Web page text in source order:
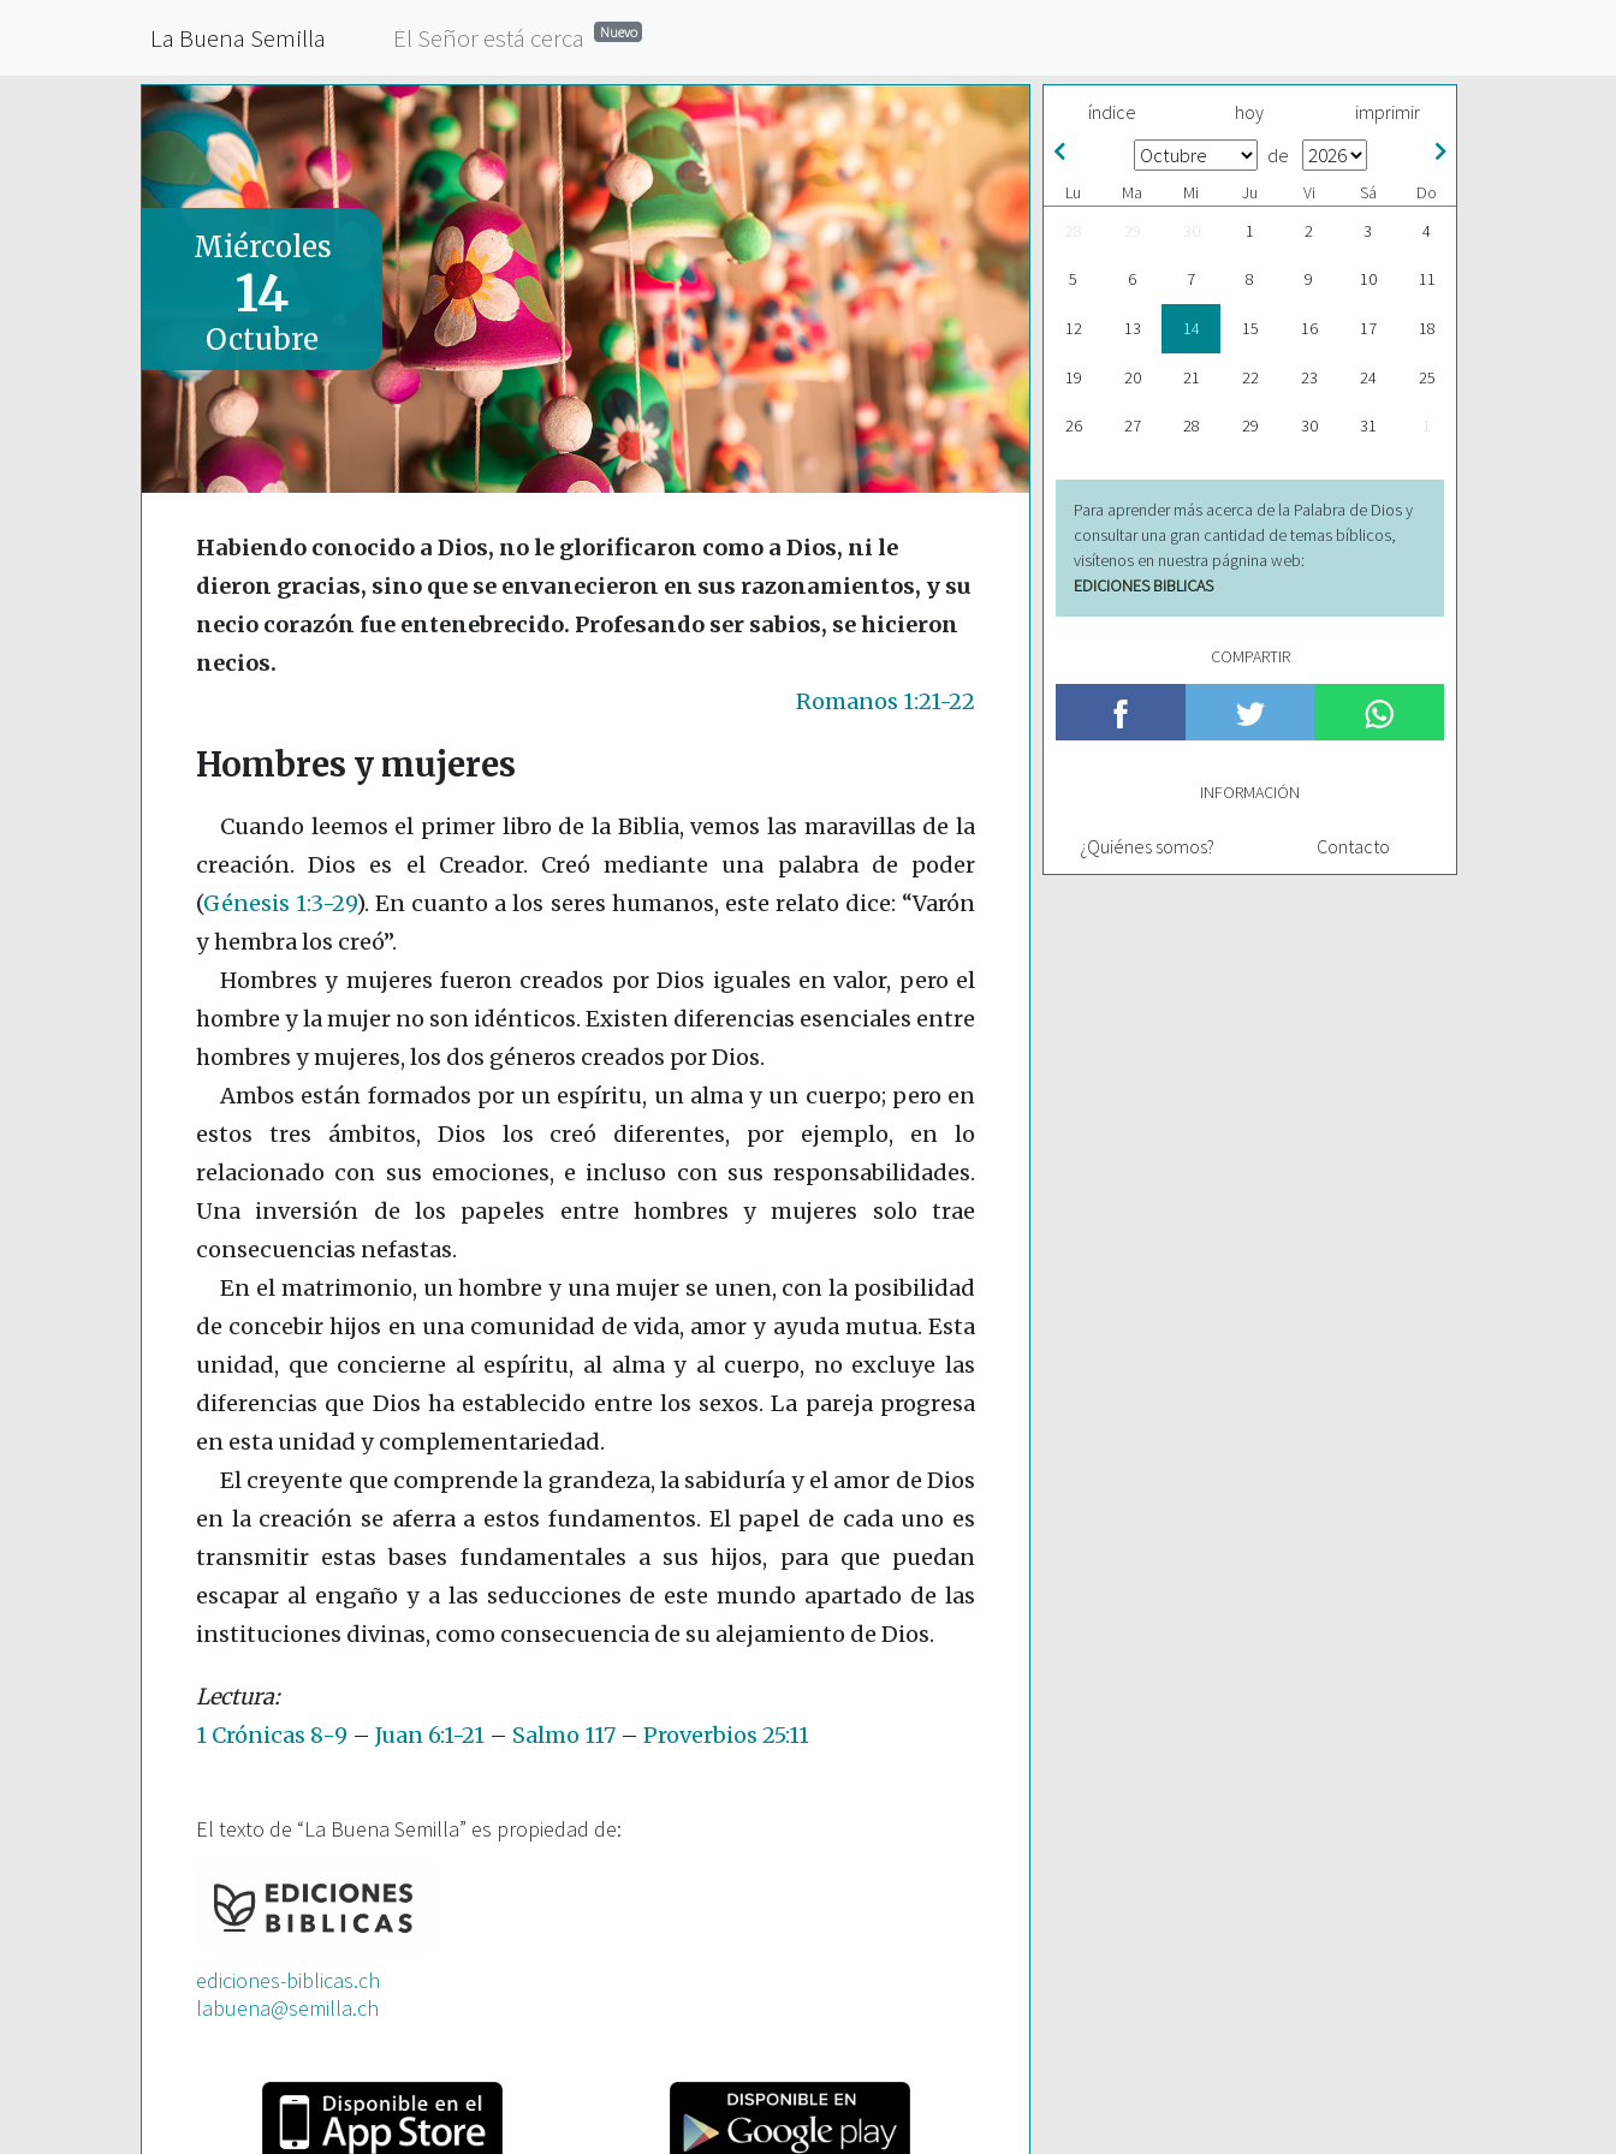
La Buena Semilla El Señor está cerca Nuevo
Miércoles
14
Octubre
Habiendo conocido a Dios, no le glorificaron como a Dios, ni le
dieron gracias, sino que se envanecieron en sus razonamientos, y su
necio corazón fue entenebrecido. Profesando ser sabios, se hicieron
necios.
Romanos 1:21-22
Hombres y mujeres
Cuando leemos el primer libro de la Biblia, vemos las maravillas de la
creación. Dios es el Creador. Creó mediante una palabra de poder
(Génesis 1:3-29). En cuanto a los seres humanos, este relato dice: “Varón
y hembra los creó”.
Hombres y mujeres fueron creados por Dios iguales en valor, pero el
hombre y la mujer no son idénticos. Existen diferencias esenciales entre
hombres y mujeres, los dos géneros creados por Dios.
Ambos están formados por un espíritu, un alma y un cuerpo; pero en
estos tres ámbitos, Dios los creó diferentes, por ejemplo, en lo
relacionado con sus emociones, e incluso con sus responsabilidades.
Una inversión de los papeles entre hombres y mujeres solo trae
consecuencias nefastas.
En el matrimonio, un hombre y una mujer se unen, con la posibilidad
de concebir hijos en una comunidad de vida, amor y ayuda mutua. Esta
unidad, que concierne al espíritu, al alma y al cuerpo, no excluye las
diferencias que Dios ha establecido entre los sexos. La pareja progresa
en esta unidad y complementariedad.
El creyente que comprende la grandeza, la sabiduría y el amor de Dios
en la creación se aferra a estos fundamentos. El papel de cada uno es
transmitir estas bases fundamentales a sus hijos, para que puedan
escapar al engaño y a las seducciones de este mundo apartado de las
instituciones divinas, como consecuencia de su alejamiento de Dios.
1 Crónicas 8-9 – Juan 6:1-21 – Salmo 117 – Proverbios 25:11
El texto de “La Buena Semilla” es propiedad de:
ediciones-biblicas.ch
labuena@semilla.ch
índice hoy imprimir
de
Lu Ma Mi Ju Vi Sá
Do
28
29 30 1 2 3 4
5 6 7 8 9 10 11
12 13 14 15 16 17 18
19 20 21 22 23 24 25
26 27 28 29 30 31 1
Para aprender más acerca de la Palabra de Dios y
consultar una gran cantidad de temas bíblicos,
visítenos en nuestra págnina web:
EDICIONES BIBLICAS
COMPARTIR
INFORMACIÓN
¿Quiénes somos? Contacto